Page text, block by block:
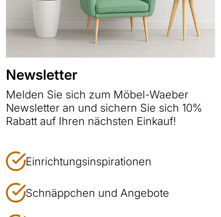
Newsletter
Melden Sie sich zum Möbel-Waeber
Newsletter an und sichern Sie sich 10%
Rabatt auf Ihren nächsten Einkauf!
Einrichtungsinspirationen
Schnäppchen und Angebote